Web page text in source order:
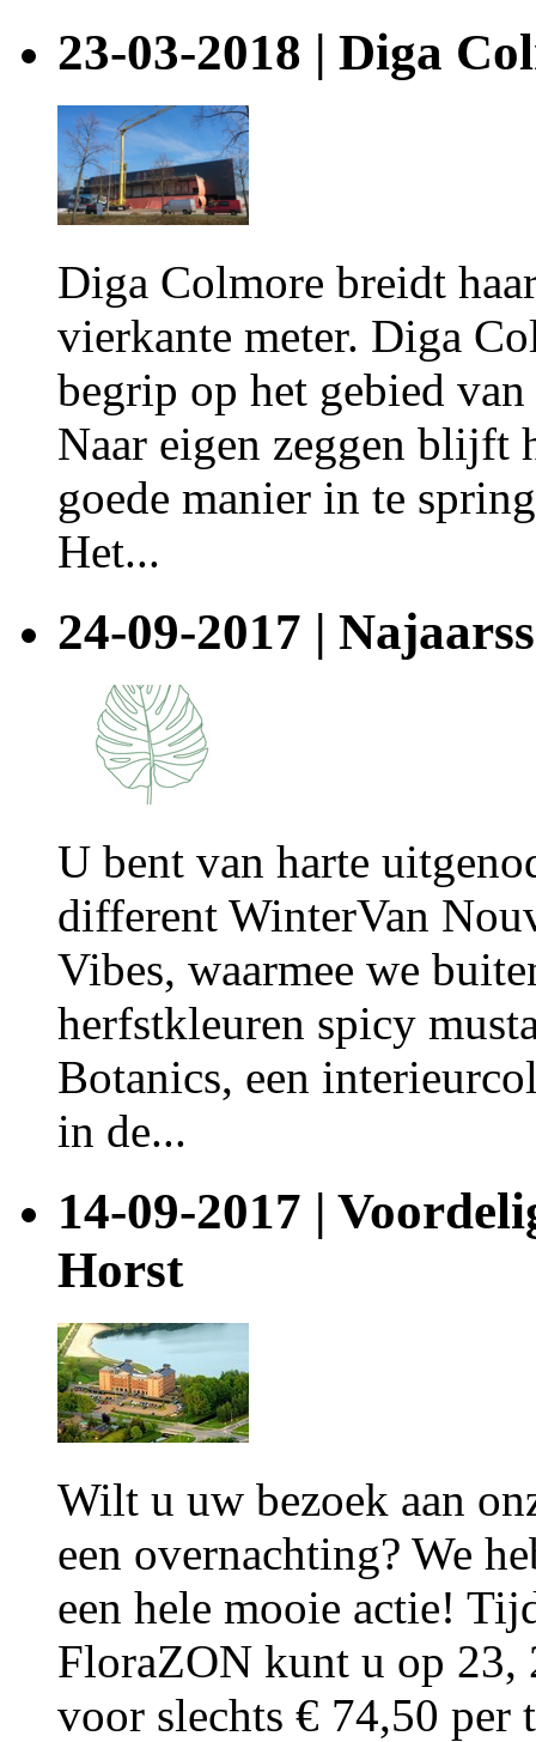
23-03-2018 | Diga
Diga Colmore breidt
vierkante meter. Diga
begrip op het gebied
Naar eigen zeggen blijft
goede manier in te
Het...
24-09-2017 |
U bent van harte
different WinterVan
Vibes, waarmee we
herfstkleuren spicy
Botanics, een
in de...
14-09-2017 |
Horst
Wilt u uw bezoek aan
een overnachting? We
een hele mooie actie!
FloraZON kunt u op 23,
voor slechts € 74,50 per